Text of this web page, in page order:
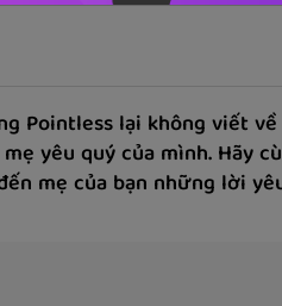
Pointless lại không viết
yêu quý của mình. Hãy
mẹ của bạn những lời